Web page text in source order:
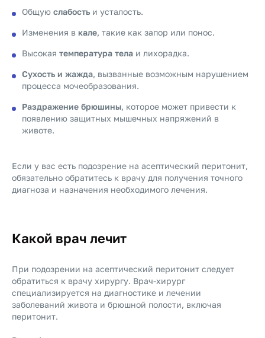
Общую слабость и усталость.
Изменения в кале, такие как запор или понос.
Высокая температура тела и лихорадка.
Сухость и жажда, вызванные возможным нарушением
процесса мочеобразования.
Раздражение брюшины, которое может привести к
появлению защитных мышечных напряжений в
животе.
Если у вас есть подозрение на асептический перитонит,
обязательно обратитесь к врачу для получения точного
диагноза и назначения необходимого лечения.
Какой врач лечит
При подозрении на асептический перитонит следует
обратиться к врачу хирургу. Врач-хирург
специализируется на диагностике и лечении
заболеваний живота и брюшной полости, включая
перитонит.